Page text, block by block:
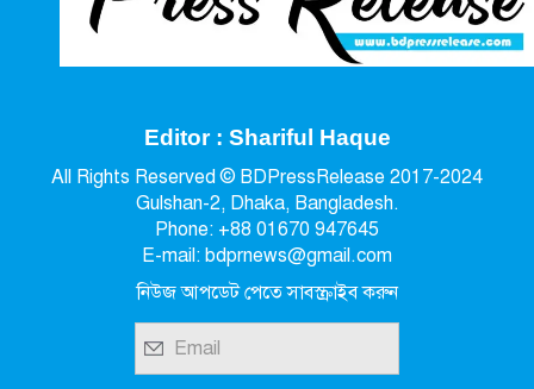
Editor : Shariful Haque
All Rights Reserved © BDPressRelease 2017-2024
Gulshan-2, Dhaka, Bangladesh.
Phone: +88 01670 947645
E-mail: bdprnews@gmail.com
নিউজ আপডেট পেতে সাবস্ক্রাইব করুন